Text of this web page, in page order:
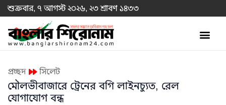
শুক্রবার, ৭ আগস্ট ২০২৬, ২৩ শ্রাবণ ১৪৩৩
প্রচ্ছদ সিলেট
মৌলভীবাজারে ট্রেনের বগি লাইনচ্যুত, রেল
যোগাযোগ বন্ধ